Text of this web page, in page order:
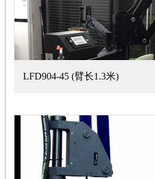
LFD904-45 (臂长1.3米)